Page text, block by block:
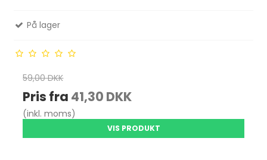
På lager
59,00 DKK
Pris fra 41,30 DKK
(inkl. moms)
VIS PRODUKT